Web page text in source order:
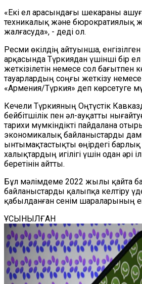
«Екі ел арасындағы шекараны
техникалық және бюрократиялық
жалғасуда», - деді ол.
Ресми өкілдің айтуынша,
арқасында Түркиядан үшінші бір
жеткізілетін немесе сол бағытпен
тауарлардың соңғы жеткізу
«Армения/Түркия» деп көрсетуге
Кечели Түркияның Оңтүстік
бейбітшілік пен әл-ауқатты
тарихи мүмкіндікті пайдалана
экономикалық байланыстарды
ынтымақтастықты өңірдегі
халықтардың игілігі үшін одан әрі
беретінін айтты.
Бұл мәлімдеме 2022 жылы қайта
байланыстарды қалыпқа келтіру
қабылданған сенім шараларының
ҰСЫНЫЛҒАН